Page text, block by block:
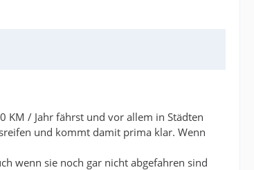
KM / Jahr fährst und vor allem in Städten
und kommt damit prima klar. Wenn
wenn sie noch gar nicht abgefahren sind